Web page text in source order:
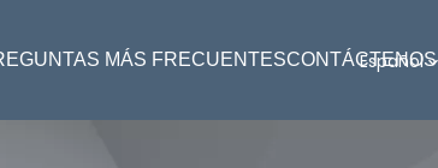
MÁS FRECUENTESCONTÁCTENOS
Español